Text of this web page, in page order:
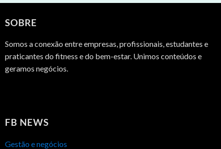
SOBRE
Somos a conexão entre empresas, profissionais, estudantes e
praticantes do fitness e do bem-estar. Unimos conteúdos e
geramos negócios.
FB NEWS
Gestão e negócios